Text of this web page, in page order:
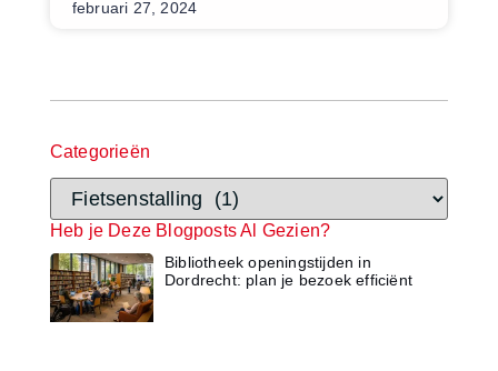
Categorieën
Heb je Deze Blogposts Al Gezien?
Bibliotheek openingstijden in
Dordrecht: plan je bezoek efficiënt
februari 27, 2024